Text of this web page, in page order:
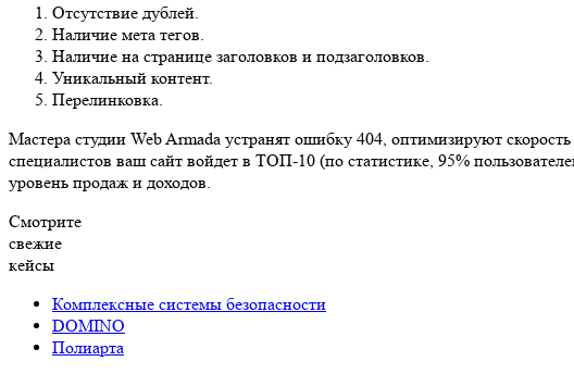
Отсутствие дублей.
Наличие мета тегов.
Наличие на странице заголовков и подзаголовков.
Уникальный контент.
Перелинковка.
Мастера студии Web Armada устранят ошибку 404, оптимизируют
специалистов ваш сайт войдет в ТОП-10 (по статистике, 95%
уровень продаж и доходов.
Смотрите
свежие
кейсы
Комплексные системы безопасности
DOMINO
Полиарта